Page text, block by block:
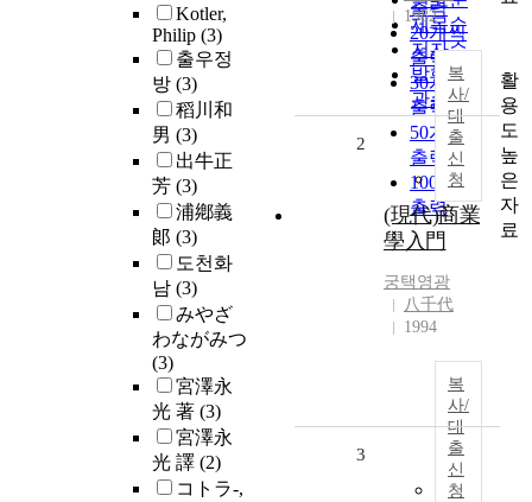
Kotler,
Philip (3)
출우정
방 (3)
稻川和
男 (3)
出牛正
芳 (3)
浦鄕義
郞 (3)
도천화
남 (3)
みやざ
わながみつ
(3)
宮澤永
光 著 (3)
宮澤永
光 譯 (2)
コトラ-,
제목순
저자순
발행기
관순
출력
20개씩
출력
30개씩
출력
50개씩
출력
100개씩
출력
1982
복
사/
대
출
신
청
2
(現代)商業
學入門
궁택영광
八千代
1994
복
사/
대
출
신
청
3
활
용
도
높
은
자
료